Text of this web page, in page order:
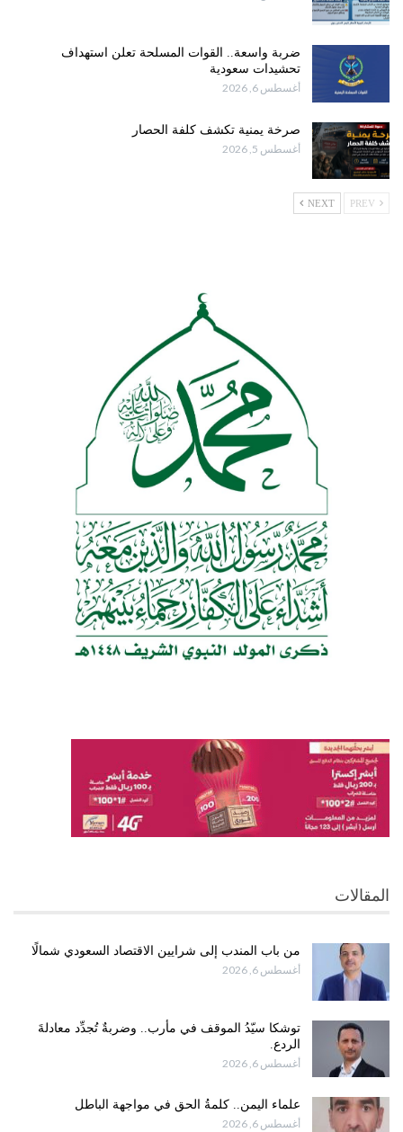
ضربة واسعة.. القوات المسلحة تعلن استهداف
تحشيدات سعودية
أغسطس 6, 2026
صرخة يمنية تكشف كلفة الحصار
أغسطس 5, 2026
NEXT
المقالات
من باب المندب إلى شرايين الاقتصاد السعودي شمالًا
أغسطس 6, 2026
توشكا سيّدُ الموقف في مأرب.. وضربةٌ تُجدِّد معادلةَ
الردع.
أغسطس 6, 2026
علماء اليمن.. كلمةُ الحق في مواجهة الباطل
أغسطس 6, 2026